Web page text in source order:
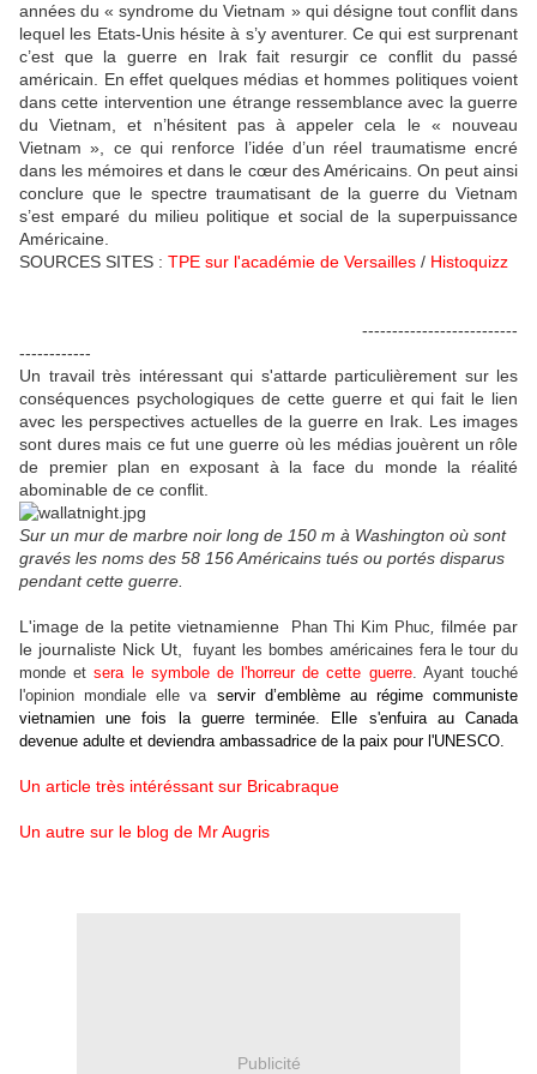
années du « syndrome du Vietnam » qui désigne tout conflit dans
lequel les Etats-Unis hésite à s’y aventurer. Ce qui est surprenant
c’est que la guerre en Irak fait resurgir ce conflit du passé
américain. En effet quelques médias et hommes politiques voient
dans cette intervention une étrange ressemblance avec la guerre
du Vietnam, et n’hésitent pas à appeler cela le « nouveau
Vietnam », ce qui renforce l’idée d’un réel traumatisme encré
dans les mémoires et dans le cœur des Américains. On peut ainsi
conclure que le spectre traumatisant de la guerre du Vietnam
s’est emparé du milieu politique et social de la superpuissance
Américaine.
SOURCES SITES : TPE sur l'académie de Versailles / Histoquizz
--------------------------
------------
Un travail très intéressant qui s'attarde particulièrement sur les
conséquences psychologiques de cette guerre et qui fait le lien
avec les perspectives actuelles de la guerre en Irak. Les images
sont dures mais ce fut une guerre où les médias jouèrent un rôle
de premier plan en exposant à la face du monde la réalité
abominable de ce conflit.
Sur un mur de marbre noir long de 150 m à Washington où sont
gravés les noms des 58 156 Américains tués ou portés disparus
pendant cette guerre.
L'image de la petite vietnamienne Phan Thi Kim Phuc
filmée par
le journaliste Nick Ut,
fuyant les bombes américaines fera le tour du
monde etsera le symbole de l'horreur de cette guerre. Ayant touché
l'opinion mondiale elle va servir d’emblème au régime communiste
vietnamien une fois la guerre terminée. Elle s'enfuira au Canada
devenue adulte et deviendra ambassadrice de la paix pour l'UNESCO.
Un article très intéréssant sur Bricabraque
Un autre sur le blog de Mr Augris
Publicité